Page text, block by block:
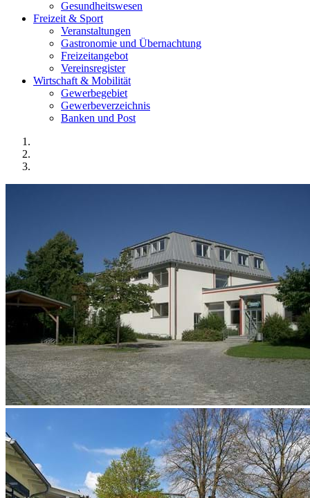
Gesundheitswesen
Freizeit & Sport
Veranstaltungen
Gastronomie und Übernachtung
Freizeitangebot
Vereinsregister
Wirtschaft & Mobilität
Gewerbegebiet
Gewerbeverzeichnis
Banken und Post